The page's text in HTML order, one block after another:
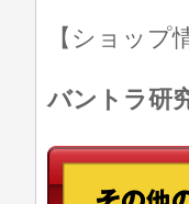
【ショップ
バントラ研